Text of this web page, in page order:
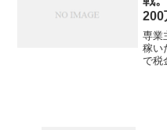
200
す
専業
稼い
で税